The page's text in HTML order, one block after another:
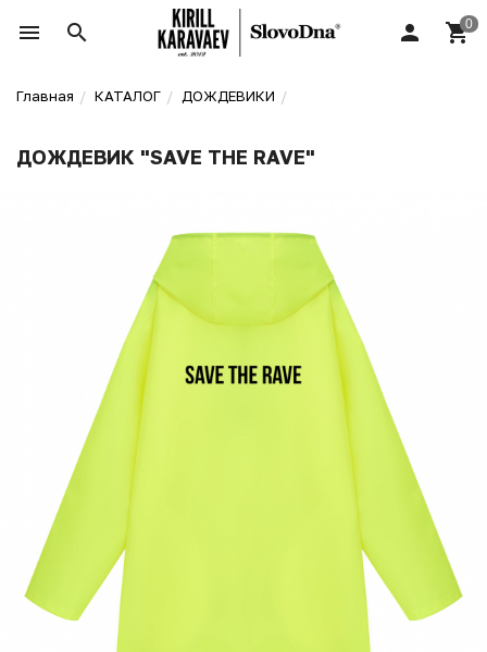
Главная КАТАЛОГ ДОЖДЕВИКИ
ДОЖДЕВИК "SAVE THE RAVE"